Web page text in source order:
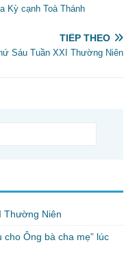
Kỳ cạnh Toà Thánh
TIẾP THEO
Sáu Tuần XXI Thường Niên
Thường Niên
Ông bà cha mẹ” lúc